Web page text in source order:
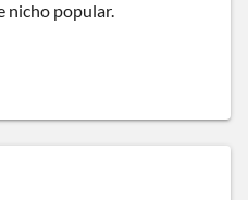
nicho popular.